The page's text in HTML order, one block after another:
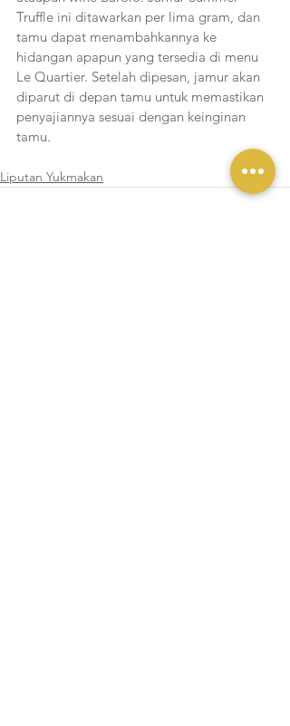
Truffle ini ditawarkan per lima gram, dan
tamu dapat menambahkannya ke
hidangan apapun yang tersedia di menu
Le Quartier. Setelah dipesan, jamur akan
diparut di depan tamu untuk memastikan
penyajiannya sesuai dengan keinginan
tamu.
Liputan Yukmakan